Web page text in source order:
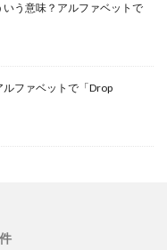
いう意味？アルファベットで
ルファベットで「Drop